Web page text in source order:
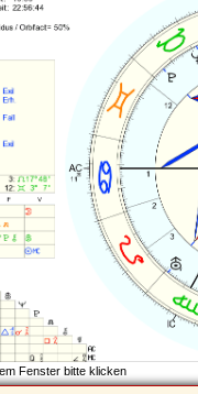
Fenster bitte klicken